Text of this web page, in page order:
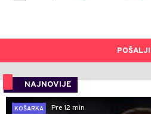
POŠALJI
NAJNOVIJE
KOŠARKA
Pre 12 min